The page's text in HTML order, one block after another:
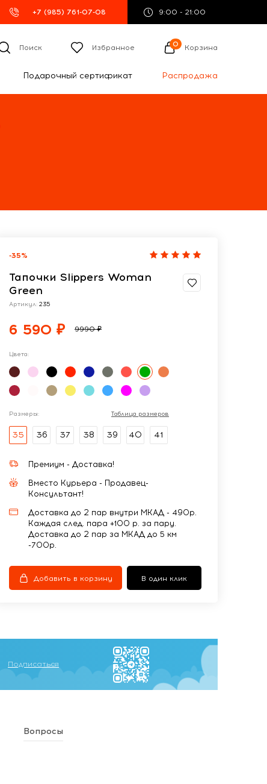
+7 (985) 761-07-08 9:00 - 21:00
Поиск Избранное 0 Корзина
Подарочный сертификат Распродажа
-35%
Тапочки Slippers Woman
Green
Артикул: 235
6 590 ₽ 9990 ₽
Цвета:
Размеры: Таблица размеров
35 36 37 38 39 40 41
Премиум - Доставка!
Вместо Курьера - Продавец-
Консультант!
Доставка до 2 пар внутри МКАД - 490р.
Каждая след. пара +100 р. за пару.
Доставка до 2 пар за МКАД до 5 км
-700р.
Добавить в корзину В один клик
Подписаться
Вопросы